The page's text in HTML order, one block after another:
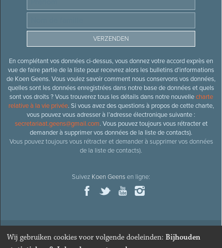
En complétant vos données ci-dessus, vous donnez votre accord exprès en
vue de faire partie de la liste pour recevrez alors les bulletins d’informations
de Koen Geens. Vous voulez savoir comment nous conservons vos données,
quelles sont les données enregistrées dans notre base de données et quels
sont vos droits ? Vous trouverez tous les détails dans notre nouvellecharte
relative à la vie privée. Si vous avez des questions à propos de cette charte,
vous pouvez vous adresser à l’adresse électronique suivante :
secretariaat.geens@gmail.com. Vous pouvez toujours vous rétracter et
demander à supprimer vos données de la liste de contacts).
Vous pouvez toujours vous rétracter et demander à supprimer vos données
de la liste de contacts).
Suivez Koen Geensen ligne:
Wij gebruiken cookies voor volgende doeleinden: Bijhouden